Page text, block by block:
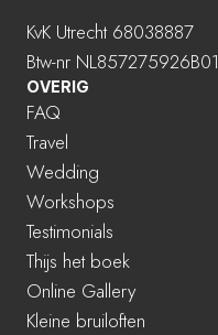
KvK Utrecht 68038887
Btw-nr NL857275926B01
OVERIG
FAQ
Travel
Wedding
Workshops
Testimonials
Thijs het boek
Online Gallery
Kleine bruiloften